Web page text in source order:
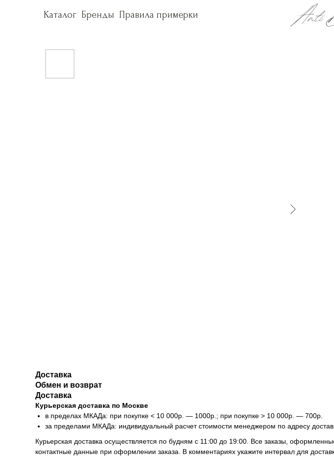
Каталог Бренды Правила примерки
Каталог Бренды Правила примерки
Доставка
Обмен и возврат
Доставка
Курьерская доставка по Москве
в пределах МКАДа: при покупке < 10 000р. — 1000р.; при покупке > 10 000р. — 700р.
за пределами МКАДа: индивидуальный расчет стоимости менеджером по адресу
Курьерская доставка осуществляется по будням с 11:00 до 19:00. Все заказы,
контактные данные при оформлении заказа. В комментариях укажите интервал для